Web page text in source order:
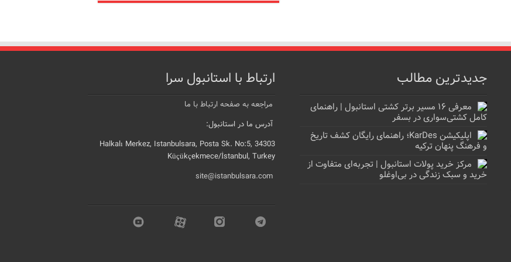
جدیدترین مطالب
معرفی ۱۶ مسیر برتر کشتی استانبول | راهنمای
کامل کشتی‌سواری در بسفر
اپلیکیشن KarDes؛ راهنمای رایگان کشف تاریخ
و فرهنگ پنهان ترکیه
مرکز خرید پولات استانبول | تجربه‌ای متفاوت از
خرید و سبک زندگی در بی‌اوغلو
ارتباط با استانبول سرا
مراجعه به صفحه ارتباط با ما
آدرس ما در استانبول:
Halkalı Merkez, Istanbulsara, Posta Sk. No:5, 34303
Küçükçekmece/İstanbul, Turkey
site@istanbulsara.com